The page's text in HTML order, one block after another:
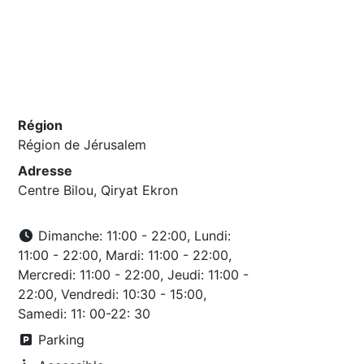
Région
Région de Jérusalem
Adresse
Centre Bilou, Qiryat Ekron
Dimanche: 11:00 - 22:00, Lundi:
11:00 - 22:00, Mardi: 11:00 - 22:00,
Mercredi: 11:00 - 22:00, Jeudi: 11:00 -
22:00, Vendredi: 10:30 - 15:00,
Samedi: 11: 00-22: 30
Parking